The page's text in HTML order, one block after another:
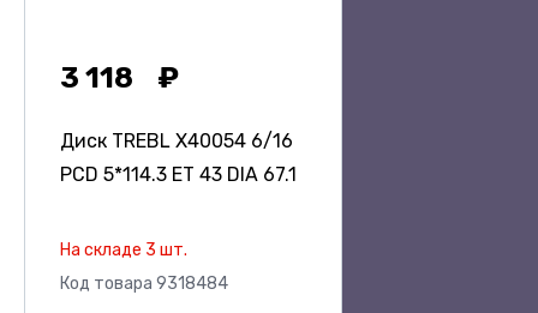
3 118
Диск TREBL X40054 6/16
PCD 5*114.3 ET 43 DIA 67.1
На складе 3 шт.
Код товара 9318484